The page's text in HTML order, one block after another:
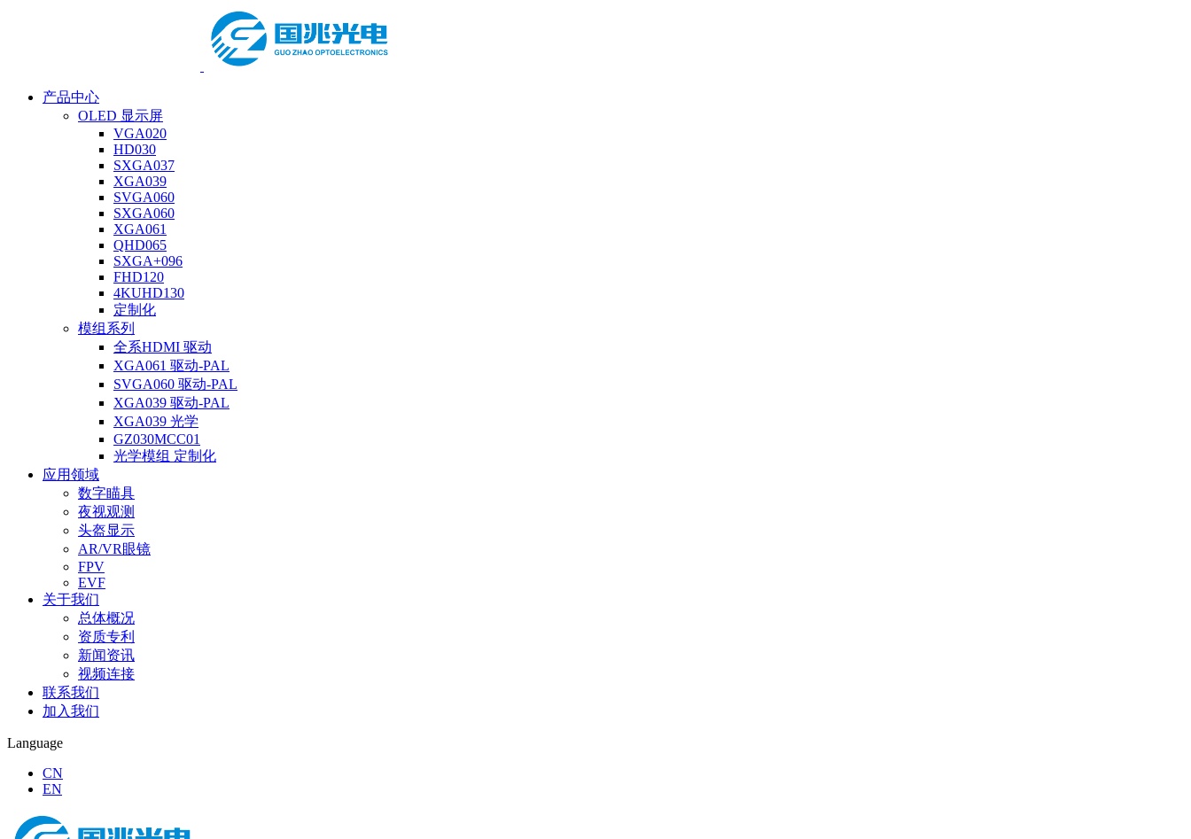
产品中心
OLED 显示屏
VGA020
HD030
SXGA037
XGA039
SVGA060
SXGA060
XGA061
QHD065
SXGA+096
FHD120
4KUHD130
定制化
模组系列
全系HDMI 驱动
XGA061 驱动-PAL
SVGA060 驱动-PAL
XGA039 驱动-PAL
XGA039 光学
GZ030MCC01
光学模组 定制化
应用领域
数字瞄具
夜视观测
头盔显示
AR/VR眼镜
FPV
EVF
关于我们
总体概况
资质专利
新闻资讯
视频连接
联系我们
加入我们
Language
CN
EN